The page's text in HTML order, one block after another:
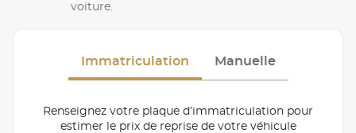
voiture.
Immatriculation Manuelle
Renseignez votre plaque d’immatriculation pour
estimer le prix de reprise de votre véhicule